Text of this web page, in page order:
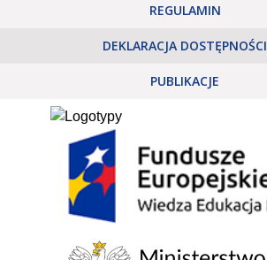
REGULAMIN
DEKLARACJA DOSTĘPNOŚCI
PUBLIKACJE